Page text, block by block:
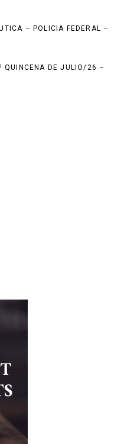
– POLICIA FEDERAL –
QUINCENA DE JULIO/26 –